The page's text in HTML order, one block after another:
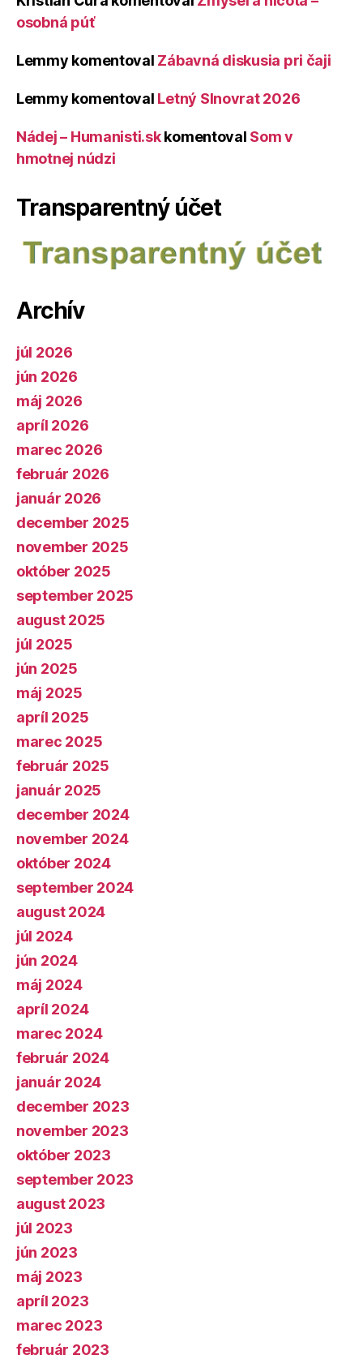
osobná púť
Lemmy komentoval Zábavná diskusia pri čaji
Lemmy komentoval Letný Slnovrat 2026
Nádej – Humanisti.skkomentoval Som v
hmotnej núdzi
Transparentný účet
Archív
júl 2026
jún 2026
máj 2026
apríl 2026
marec 2026
február 2026
január 2026
december 2025
november 2025
október 2025
september 2025
august 2025
júl 2025
jún 2025
máj 2025
apríl 2025
marec 2025
február 2025
január 2025
december 2024
november 2024
október 2024
september 2024
august 2024
júl 2024
jún 2024
máj 2024
apríl 2024
marec 2024
február 2024
január 2024
december 2023
november 2023
október 2023
september 2023
august 2023
júl 2023
jún 2023
máj 2023
apríl 2023
marec 2023
február 2023